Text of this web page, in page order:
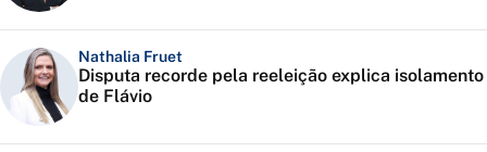
Nathalia Fruet
Disputa recorde pela reeleição explica isolamento
de Flávio